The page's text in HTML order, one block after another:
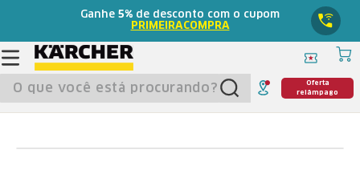
Ganhe 5% de desconto com o cupom
PRIMEIRACOMPRA
O que você está procurando?
Oferta
relâmpago